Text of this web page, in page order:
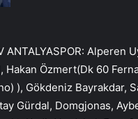
ANTALYASPOR: Alperen
Hakan Özmert(Dk 60
), Gökdeniz Bayrakdar,
Gürdal, Domgjonas,